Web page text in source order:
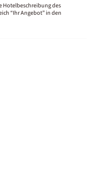
Hotelbeschreibung des
“Ihr Angebot” in den